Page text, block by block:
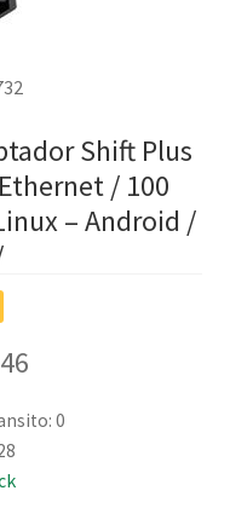
Shift Plus
/ 100
– Android /
0